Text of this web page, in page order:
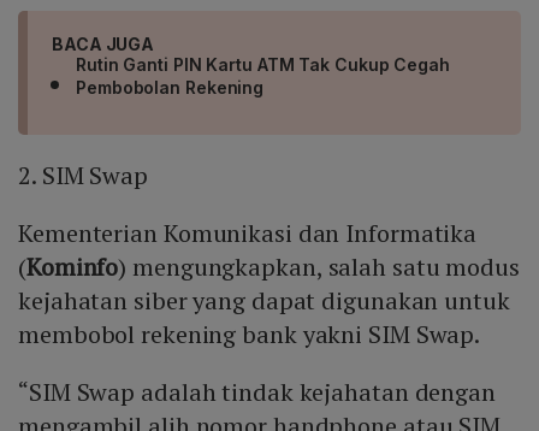
BACA JUGA
Rutin Ganti PIN Kartu ATM Tak Cukup Cegah
Pembobolan Rekening
2. SIM Swap
Kementerian Komunikasi dan Informatika
(Kominfo) mengungkapkan, salah satu modus
kejahatan siber yang dapat digunakan untuk
membobol rekening bank yakni SIM Swap.
“SIM Swap adalah tindak kejahatan dengan